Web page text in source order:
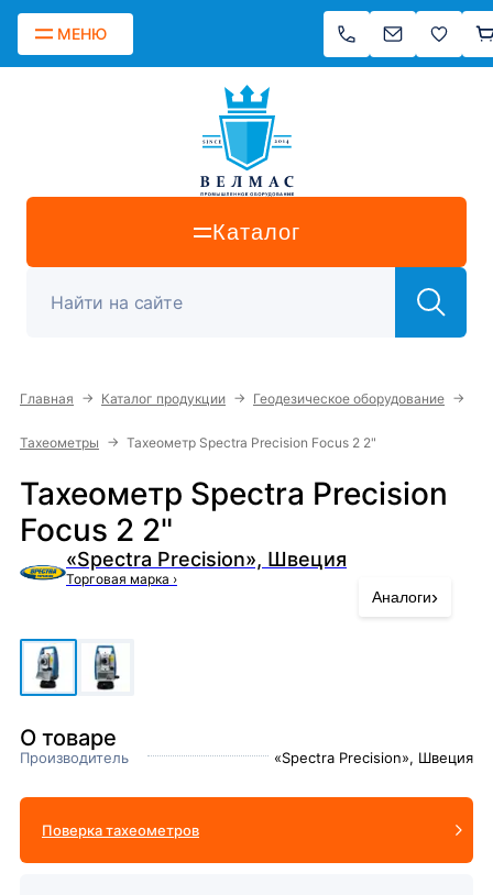
МЕНЮ
Каталог
Главная → Каталог продукции → Геодезическое оборудование →
Тахеометры → Тахеометр Spectra Precision Focus 2 2"
Тахеометр Spectra Precision
Focus 2 2"
«Spectra Precision», Швеция
Торговая марка ›
Аналоги›
О товаре
Производитель «Spectra Precision», Швеция
Поверка тахеометров